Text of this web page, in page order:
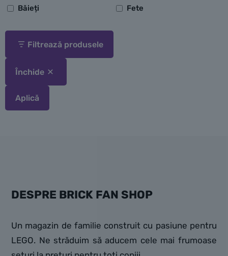
Băieți Fete
Filtrează produsele
Închide
Aplică
DESPRE BRICK FAN SHOP
Un magazin de familie construit cu pasiune pentru
LEGO. Ne străduim să aducem cele mai frumoase